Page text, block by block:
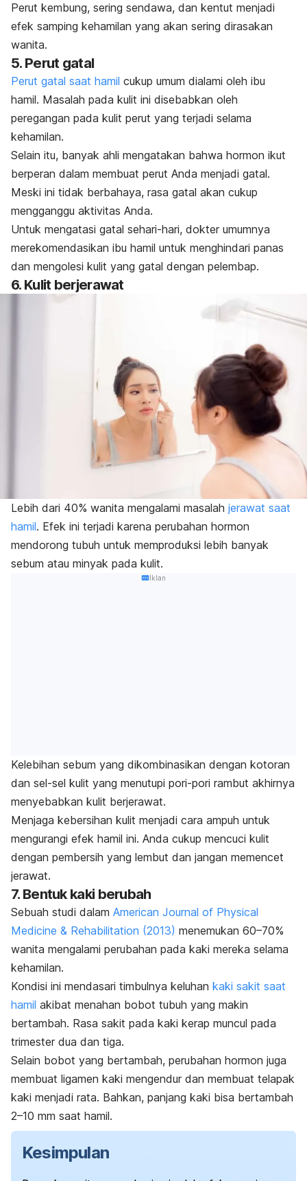
Perut kembung, sering sendawa, dan kentut menjadi
efek samping kehamilan yang akan sering dirasakan
wanita.
5. Perut gatal
Perut gatal saat hamil cukup umum dialami oleh ibu
hamil. Masalah pada kulit ini disebabkan oleh
peregangan pada kulit perut yang terjadi selama
kehamilan.
Selain itu, banyak ahli mengatakan bahwa hormon ikut
berperan dalam membuat perut Anda menjadi gatal.
Meski ini tidak berbahaya, rasa gatal akan cukup
mengganggu aktivitas Anda.
Untuk mengatasi gatal sehari-hari, dokter umumnya
merekomendasikan ibu hamil untuk menghindari panas
dan mengolesi kulit yang gatal dengan pelembap.
6. Kulit berjerawat
Lebih dari 40% wanita mengalami masalah jerawat saat
hamil. Efek ini terjadi karena perubahan hormon
mendorong tubuh untuk memproduksi lebih banyak
sebum atau minyak pada kulit.
Iklan
Kelebihan sebum yang dikombinasikan dengan kotoran
dan sel-sel kulit yang menutupi pori-pori rambut akhirnya
menyebabkan kulit berjerawat.
Menjaga kebersihan kulit menjadi cara ampuh untuk
mengurangi efek hamil ini. Anda cukup mencuci kulit
dengan pembersih yang lembut dan jangan memencet
jerawat.
7. Bentuk kaki berubah
Sebuah studi dalam American Journal of Physical
Medicine & Rehabilitation (2013) menemukan 60–70%
wanita mengalami perubahan pada kaki mereka selama
kehamilan.
Kondisi ini mendasari timbulnya keluhan kaki sakit saat
hamil akibat menahan bobot tubuh yang makin
bertambah. Rasa sakit pada kaki kerap muncul pada
trimester dua dan tiga.
Selain bobot yang bertambah, perubahan hormon juga
membuat ligamen kaki mengendur dan membuat telapak
kaki menjadi rata. Bahkan, panjang kaki bisa bertambah
2–10 mm saat hamil.
Kesimpulan